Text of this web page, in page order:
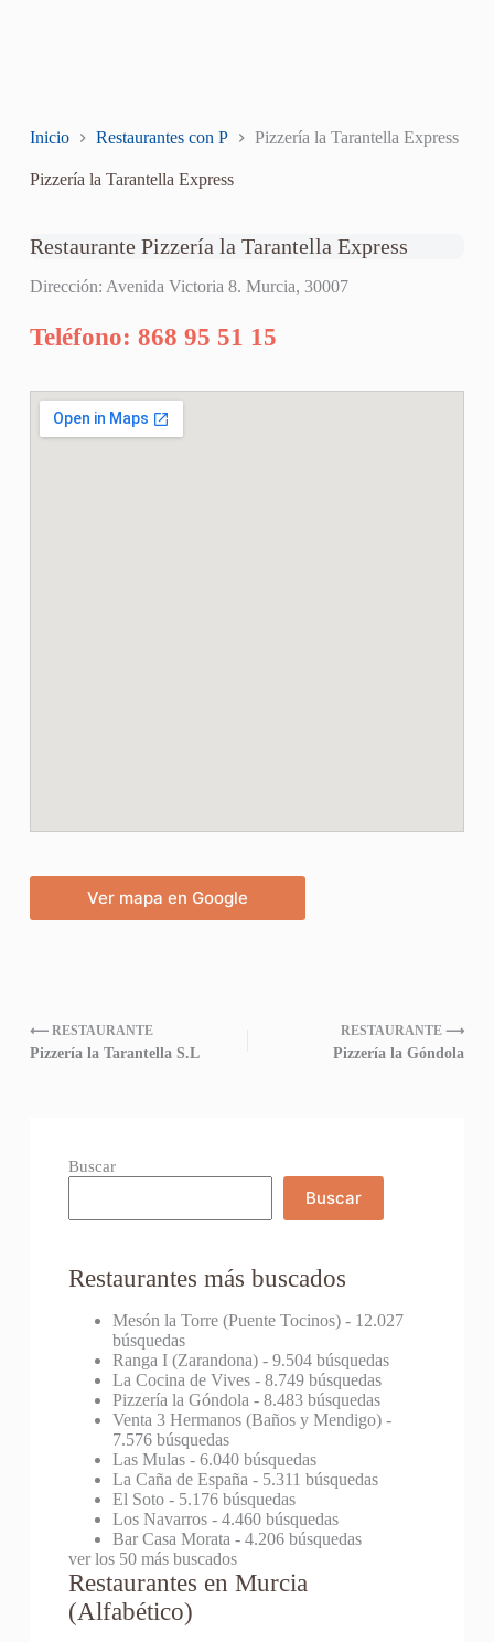
Inicio Restaurantes con P Pizzería la Tarantella Express
Pizzería la Tarantella Express
Restaurante Pizzería la Tarantella Express
Dirección: Avenida Victoria 8. Murcia, 30007
Teléfono: 868 95 51 15
Ver mapa en Google
⟵ RESTAURANTE
Pizzería la Tarantella S.L
RESTAURANTE ⟶
Pizzería la Góndola
Buscar
Buscar
Restaurantes más buscados
Mesón la Torre (Puente Tocinos)- 12.027
búsquedas
Ranga I (Zarandona)- 9.504 búsquedas
La Cocina de Vives- 8.749 búsquedas
Pizzería la Góndola - 8.483 búsquedas
Venta 3 Hermanos (Baños y Mendigo)-
7.576 búsquedas
Las Mulas- 6.040 búsquedas
La Caña de España - 5.311 búsquedas
El Soto- 5.176 búsquedas
Los Navarros- 4.460 búsquedas
Bar Casa Morata - 4.206 búsquedas
ver los 50 más buscados
Restaurantes en Murcia
(Alfabético)